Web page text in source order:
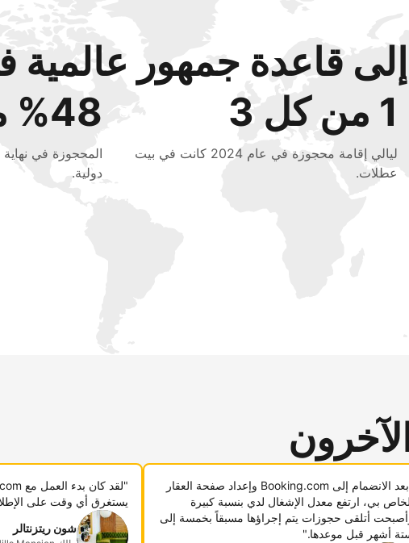
قاعدة جمهور عالمية
1 من كل 3
ليالي إقامة محجوزة في عام 2024 كانت في بيت
عطلات.
48‏% من الليالي
دولية.
"بعد الانضمام إلى Booking.com وإعداد صفحة العقار
بي، ارتفع معدل الإشغال لدي بنسبة كبيرة
أتلقى حجوزات يتم إجراؤها مسبقاً بخمسة إلى
أشهر قبل موعدها."
يستغرق أي وقت على
شون ريتزنتالر